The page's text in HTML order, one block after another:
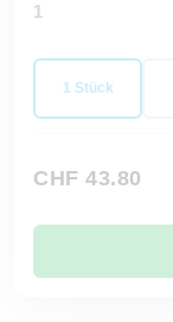
1
1 Stück
CHF 43.80